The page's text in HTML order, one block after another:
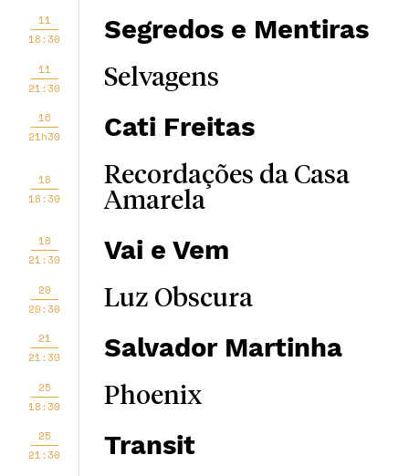
11
18:30
Segredos e Mentiras
11
21:30
Selvagens
16
21h30
Cati Freitas
18
18:30
Recordações da Casa
Amarela
18
21:30
Vai e Vem
20
20:30
Luz Obscura
21
21:30
Salvador Martinha
25
18:30
Phoenix
25
21:30
Transit